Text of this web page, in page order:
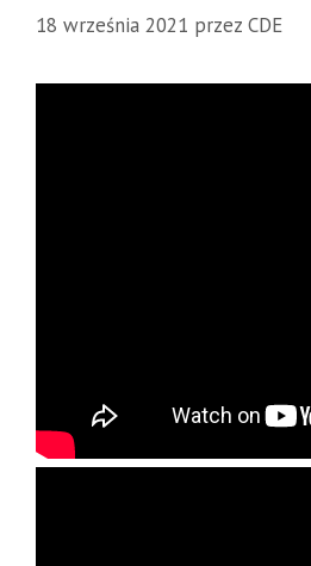
18 września 2021 przez CDE